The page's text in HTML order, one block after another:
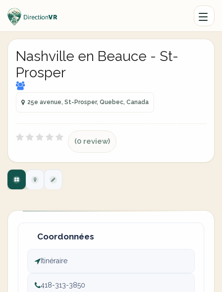
Nashville en Beauce - St-
Prosper
25e avenue, St-Prosper, Quebec, Canada
(0 review)
Coordonnées
Itinéraire
418-313-3850